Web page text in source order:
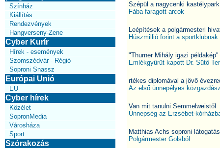
Színház
Kiállítás
Rendezvények
Hangverseny-Zene
Cyber Kurír
Hírek - események
Szomszédvár - Régió
Soproni Snassz
Európai Unió
EU
Cyber hírek
Közélet
SopronMedia
Városháza
Sport
Szórakozás
Szépül a nagycenki kastélypark
Fába faragott arcok
Leépítések a polgármesteri
Húszmillió forint a sportklubnak
"Thurner Mihály igazi példakép"
Emlékgyűrűt kapott Dr. Sütő
rtékes diplomával a jövő
Az első ünnepélyes
Van mit tanulni Semmelweistől
Ünnepség az Erzsébet-
Matthias Achs soproni
Polgármester Golsból